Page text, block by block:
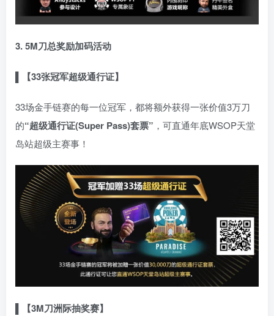
3. 5M刀总奖励加码活动
▌【33张冠军超级通行证】
33场金手链赛的每一位冠军，都将额外获得一张价值3万刀
的“超级通行证(Super Pass)套票” ，可直通年底WSOP天堂
岛站超级主赛事！
▌【3M刀洲际抽奖赛】